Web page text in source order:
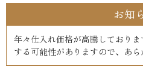
お知
年々仕入れ価格が高騰しており
する可能性がありますので、あ